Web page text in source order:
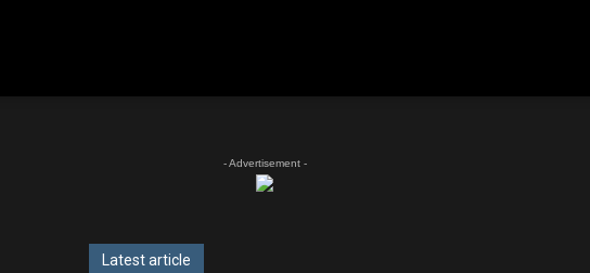
- Advertisement -
Latest article